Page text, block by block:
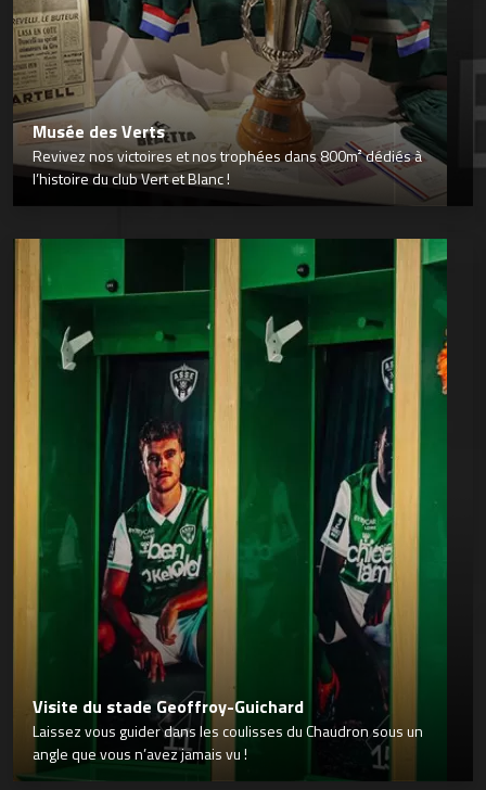
Musée des Verts
Revivez nos victoires et nos trophées dans 800m² dédiés à
l’histoire du club Vert et Blanc !
Visite du stade Geoffroy-Guichard
Laissez vous guider dans les coulisses du Chaudron sous un
angle que vous n’avez jamais vu !